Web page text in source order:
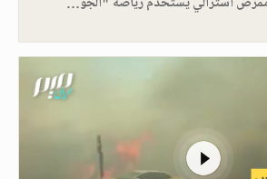
أسترالي يستخدم رياضة "الجو…